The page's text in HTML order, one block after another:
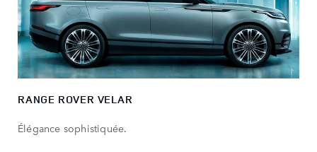
RANGE ROVER VELAR
Élégance sophistiquée.